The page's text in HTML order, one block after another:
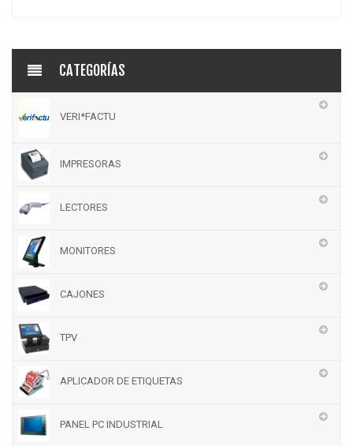
CATEGORÍAS
VERI*FACTU
IMPRESORAS
LECTORES
MONITORES
CAJONES
TPV
APLICADOR DE ETIQUETAS
PANEL PC INDUSTRIAL